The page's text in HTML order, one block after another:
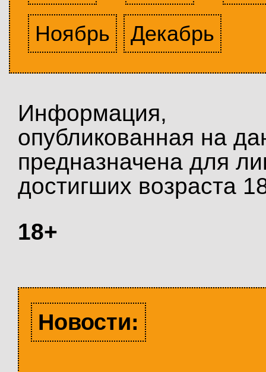
Ноябрь
Декабрь
Информация,
опубликованная на
предназначена для
достигших возраста
18+
Новости: